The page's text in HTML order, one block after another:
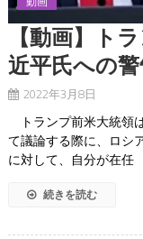
【動画】ト
近平氏への
2022年3月8日
トランプ前米大統領
て議論する際に、ロシ
に対して、自分が在任
続きを読む